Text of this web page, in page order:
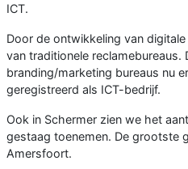
ICT.
Door de ontwikkeling van
van traditionele reclamebureaus.
branding/marketing bureaus nu
geregistreerd als ICT-bedrijf.
Ook in Schermer zien we het
gestaag toenemen. De grootste
Amersfoort.